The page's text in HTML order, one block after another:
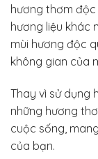
hương thơm
hương liệu khác
mùi hương độc
không gian của
Thay vì sử dụng
những hương
cuộc sống,
của bạn.